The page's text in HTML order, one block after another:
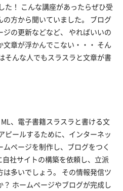
た！ こんな講座があったらぜひ受
方から聞いていました。 ブログ
の更新などなど、 やればいいの
章が浮かんでこない・・・ そん
そんな人でもスラスラと文章が書
、電子書籍スラスラと書ける文
ピールするために、インターネッ
ページを制作し、ブログをつく
自社サイトの構築を依頼し、立派
多いでしょう。 その情報発信ツ
ホームページやブログが完成し